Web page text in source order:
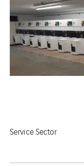
Service Sector